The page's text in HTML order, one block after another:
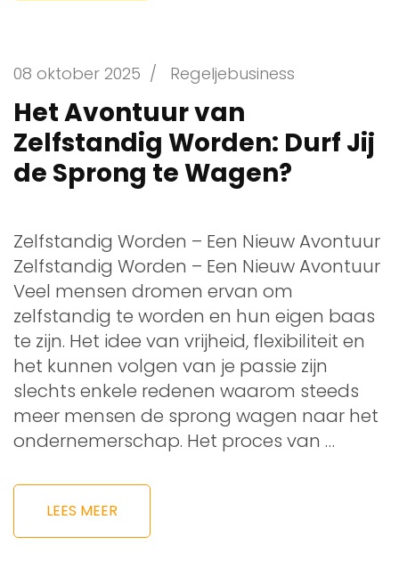
08 oktober 2025 / Regeljebusiness
Het Avontuur van
Zelfstandig Worden: Durf Jij
de Sprong te Wagen?
Zelfstandig Worden – Een Nieuw Avontuur
Zelfstandig Worden – Een Nieuw Avontuur
Veel mensen dromen ervan om
zelfstandig te worden en hun eigen baas
te zijn. Het idee van vrijheid, flexibiliteit en
het kunnen volgen van je passie zijn
slechts enkele redenen waarom steeds
meer mensen de sprong wagen naar het
ondernemerschap. Het proces van …
LEES MEER